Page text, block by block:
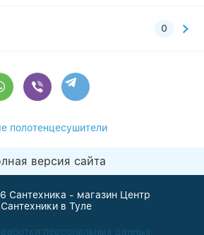
полотенцесушители
версия сайта
Сантехника - магазин Центр
Сантехники в Туле
персональных данных